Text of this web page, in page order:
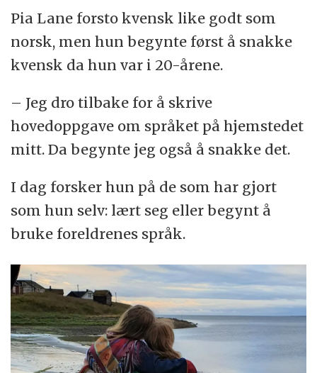
Pia Lane forsto kvensk like godt som
norsk, men hun begynte først å snakke
kvensk da hun var i 20-årene.
– Jeg dro tilbake for å skrive
hovedoppgave om språket på hjemstedet
mitt. Da begynte jeg også å snakke det.
I dag forsker hun på de som har gjort
som hun selv: lært seg eller begynt å
bruke foreldrenes språk.